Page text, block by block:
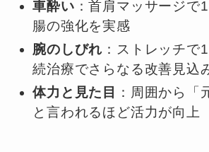
車酔い ：首肩マッサージで
腸の強化を実感
腕のしびれ ：ストレッチで
続治療でさらなる改善見込
体力と見た目
：周囲から「
と言われるほど活力が向上